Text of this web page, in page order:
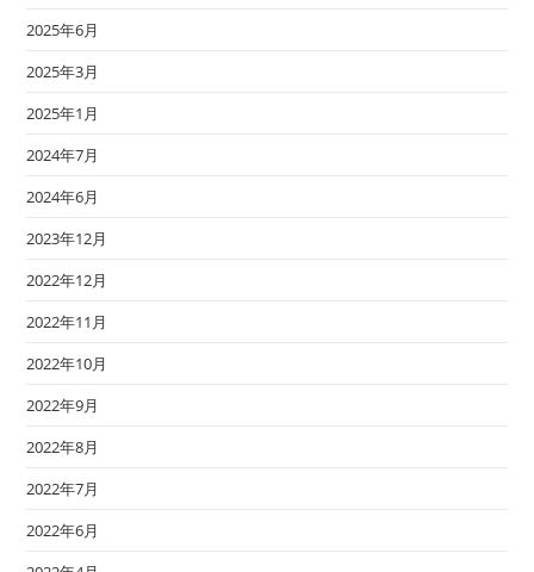
2025年6月
2025年3月
2025年1月
2024年7月
2024年6月
2023年12月
2022年12月
2022年11月
2022年10月
2022年9月
2022年8月
2022年7月
2022年6月